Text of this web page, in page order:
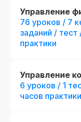
Управление
76 уроков / 7
заданий /
практики
Управление
6 уроков / 1
часов практики
Беспроцентная рассрочка
r111307.005/мес
fr111307.005
Презентации
к урокам
Доступ к
и
Официальный